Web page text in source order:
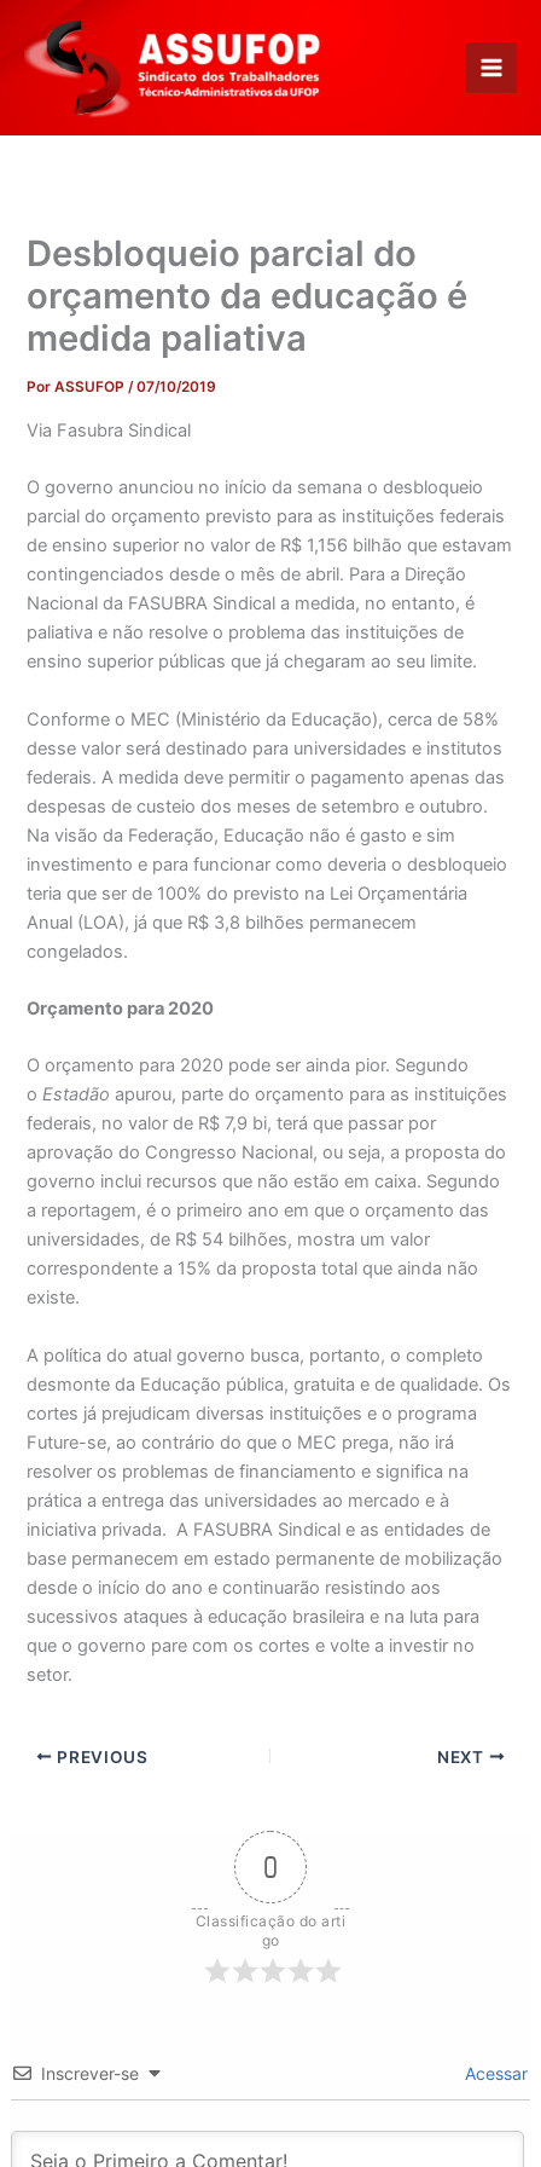
para
conteúdo
Desbloqueio parcial do
orçamento da educação é
medida paliativa
PorASSUFOP/07/10/2019
Via Fasubra Sindical
O governo anunciou no início da semana o desbloqueio
parcial do orçamento previsto para as instituições federais
de ensino superior no valor de R$ 1,156 bilhão que estavam
contingenciados desde o mês de abril. Para a Direção
Nacional da FASUBRA Sindical a medida, no entanto, é
paliativa e não resolve o problema das instituições de
ensino superior públicas que já chegaram ao seu limite.
Conforme o MEC (Ministério da Educação), cerca de 58%
desse valor será destinado para universidades e institutos
federais. A medida deve permitir o pagamento apenas das
despesas de custeio dos meses de setembro e outubro.
Na visão da Federação, Educação não é gasto e sim
investimento e para funcionar como deveria o desbloqueio
teria que ser de 100% do previsto na Lei Orçamentária
Anual (LOA), já que R$ 3,8 bilhões permanecem
congelados.
Orçamento para 2020
O orçamento para 2020 pode ser ainda pior. Segundo
oEstadão apurou, parte do orçamento para as instituições
federais, no valor de R$ 7,9 bi, terá que passar por
aprovação do Congresso Nacional, ou seja, a proposta do
governo inclui recursos que não estão em caixa. Segundo
a reportagem, é o primeiro ano em que o orçamento das
universidades, de R$ 54 bilhões, mostra um valor
correspondente a 15% da proposta total que ainda não
existe.
A política do atual governo busca, portanto, o completo
desmonte da Educação pública, gratuita e de qualidade. Os
cortes já prejudicam diversas instituições e o programa
Future-se, ao contrário do que o MEC prega, não irá
resolver os problemas de financiamento e significa na
prática a entrega das universidades ao mercado e à
iniciativa privada. A FASUBRA Sindical e as entidades de
base permanecem em estado permanente de mobilização
desde o início do ano e continuarão resistindo aos
sucessivos ataques à educação brasileira e na luta para
que o governo pare com os cortes e volte a investir no
setor.
PREVIOUS NEXT
0
Classificação do arti
go
Inscrever-se Acessar